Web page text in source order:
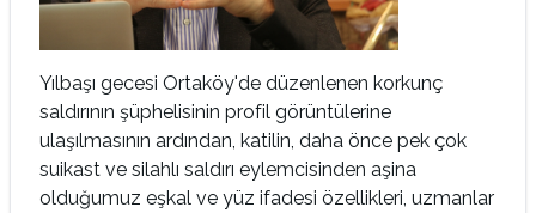
Yılbaşı gecesi Ortaköy'de düzenlenen korkunç
saldırının şüphelisinin profil görüntülerine
ulaşılmasının ardından, katilin, daha önce pek çok
suikast ve silahlı saldırı eylemcisinden aşina
olduğumuz eşkal ve yüz ifadesi özellikleri, uzmanlar